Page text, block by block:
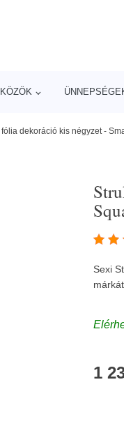
dekoráció kis négyzet -
Sexi
1